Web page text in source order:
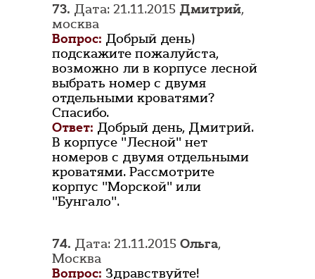
73. Дата: 21.11.2015 Дмитрий,
москва
Вопрос: Добрый день)
подскажите пожалуйста,
возможно ли в корпусе лесной
выбрать номер с двумя
отдельными кроватями?
Спасибо.
Ответ: Добрый день, Дмитрий.
В корпусе "Лесной" нет
номеров с двумя отдельными
кроватями. Рассмотрите
корпус "Морской" или
"Бунгало".
74. Дата: 21.11.2015 Ольга,
Москва
Вопрос: Здравствуйте!